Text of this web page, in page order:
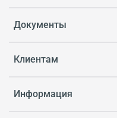
Документы
Клиентам
Информация